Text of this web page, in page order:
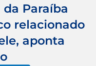
Paraíba
relacionado
aponta